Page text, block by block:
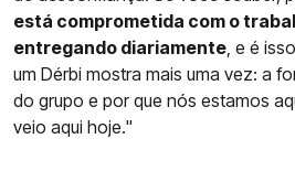
está comprometida com o
entregando diariamente, e é
um Dérbi mostra mais uma vez: a
do grupo e por que nós estamos
veio aqui hoje."